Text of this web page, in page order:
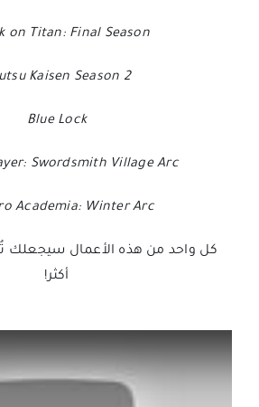
on Titan: Final Season
Kaisen Season 2
Blue Lock
Swordsmith Village Arc
Academia: Winter Arc
كل واحد من هذه الأعمال
أكثر!